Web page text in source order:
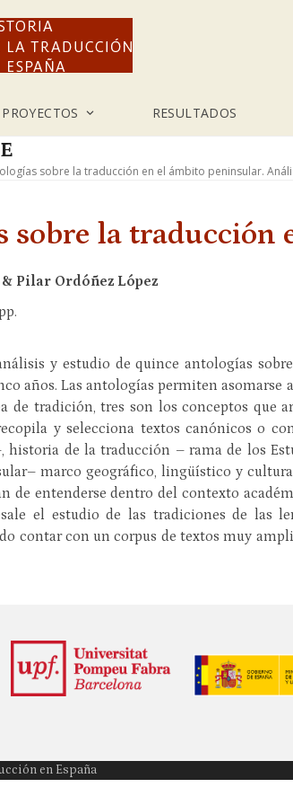
PROYECTOS RESULTADOS
sobre la traducción en el ámbito peninsular.
sobre la
Pilar Ordóñez López
y estudio de quince antologías
años. Las antologías permiten asomarse
de tradición, tres son los conceptos que
y selecciona textos canónicos o
de la traducción – rama de los
marco geográfico, lingüístico y
de entenderse dentro del contexto
el estudio de las tradiciones de las
contar con un corpus de textos muy
en España